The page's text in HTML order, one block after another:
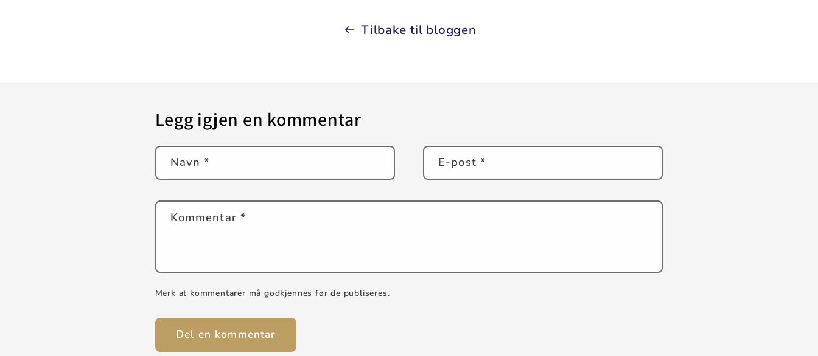
Tilbake til bloggen
Legg igjen en kommentar
Navn* E-post*
Kommentar*
Merk at kommentarer må godkjennes før de publiseres.